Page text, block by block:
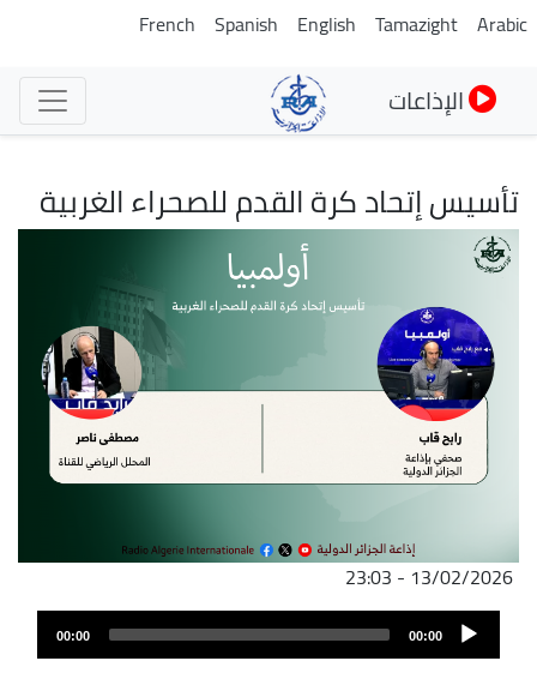
تجاوز
Arabic
Tamazight
English
Spanish
French
الإذاعات
تأسيس إتحاد كرة القدم للصحراء الغربية
الصورة
13/02/2026 - 23:03
ملف
الصوت
Audio
Player
00:00
00:00